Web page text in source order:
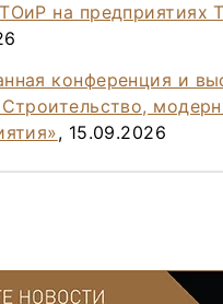
на
конференция и
, 15.09.2026